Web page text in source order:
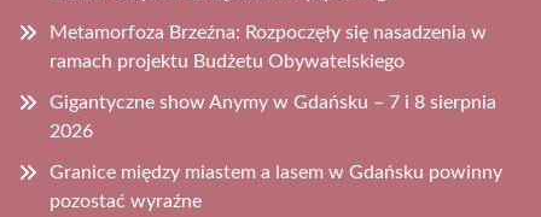
Metamorfoza Brzeźna: Rozpoczęły się nasadzenia w
ramach projektu Budżetu Obywatelskiego
Gigantyczne show Anymy w Gdańsku – 7 i 8 sierpnia
2026
Granice między miastem a lasem w Gdańsku powinny
pozostać wyraźne